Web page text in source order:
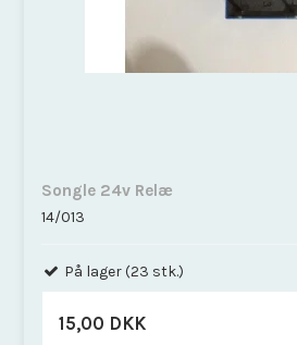
Songle 24v Relæ
14/013
På lager (23 stk.)
15,00 DKK